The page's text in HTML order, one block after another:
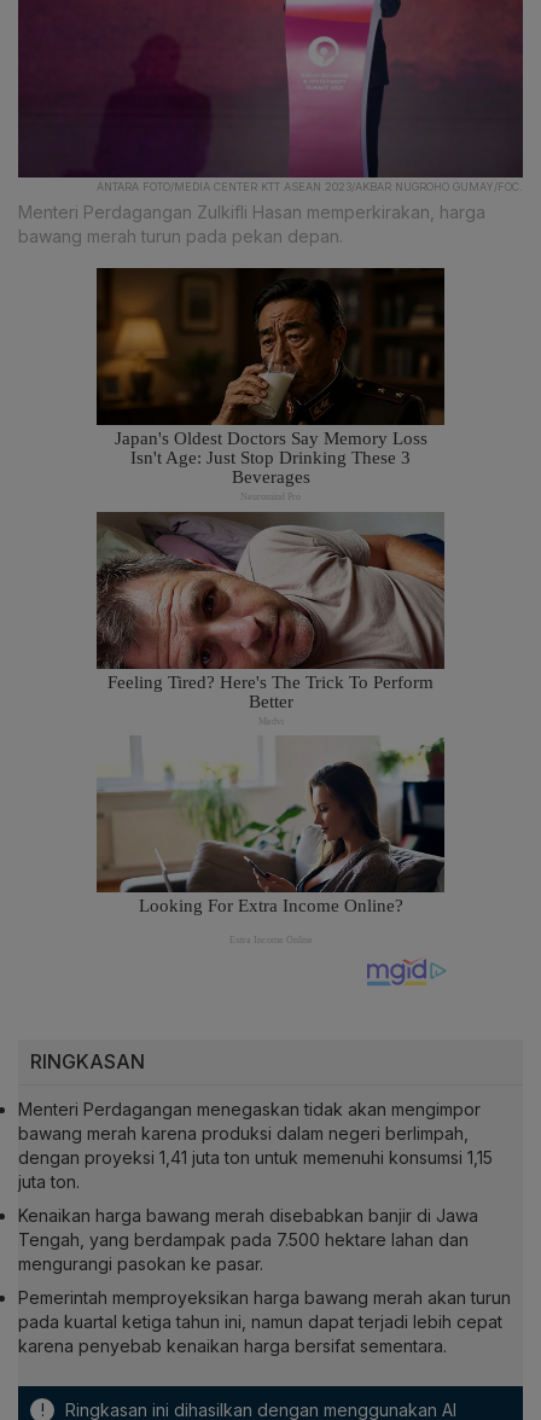
ANTARA FOTO/MEDIA CENTER KTT ASEAN 2023/AKBAR NUGROHO GUMAY/FOC.
Menteri Perdagangan Zulkifli Hasan memperkirakan, harga
bawang merah turun pada pekan depan.
RINGKASAN
Menteri Perdagangan menegaskan tidak akan mengimpor
bawang merah karena produksi dalam negeri berlimpah,
dengan proyeksi 1,41 juta ton untuk memenuhi konsumsi 1,15
juta ton.
Kenaikan harga bawang merah disebabkan banjir di Jawa
Tengah, yang berdampak pada 7.500 hektare lahan dan
mengurangi pasokan ke pasar.
Pemerintah memproyeksikan harga bawang merah akan turun
pada kuartal ketiga tahun ini, namun dapat terjadi lebih cepat
karena penyebab kenaikan harga bersifat sementara.
! Ringkasan ini dihasilkan dengan menggunakan AI